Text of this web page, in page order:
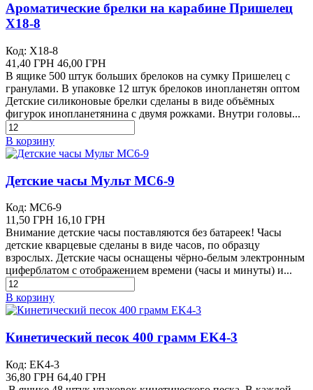
Ароматические брелки на карабине Пришелец
X18-8
Код: X18-8
41,40 ГРН 46,00 ГРН
В ящике 500 штук больших брелоков на сумку Пришелец с
гранулами. В упаковке 12 штук брелоков инопланетян оптом
Детские силиконовые брелки сделаны в виде объёмных
фигурок инопланетянина с двумя рожками. Внутри головы...
В корзину
Детские часы Мульт MC6-9
Код: MC6-9
11,50 ГРН 16,10 ГРН
Внимание детские часы поставляются без батареек! Часы
детские кварцевые сделаны в виде часов, по образцу
взрослых. Детские часы оснащены чёрно-белым электронным
циферблатом с отображением времени (часы и минуты) и...
В корзину
Кинетический песок 400 грамм EK4-3
Код: EK4-3
36,80 ГРН 64,40 ГРН